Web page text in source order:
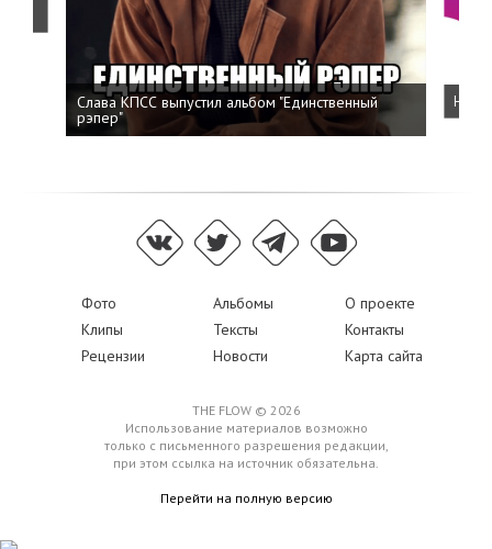
Слава КПСС выпустил альбом "Единственный
рэпер"
Фото Альбомы
О проекте
Клипы
Тексты
Контакты
Рецензии
Новости Карта сайта
THE FLOW © 2026
Использование материалов возможно
только с письменного разрешения редакции,
при этом ссылка на источник обязательна.
Перейти на полную версию